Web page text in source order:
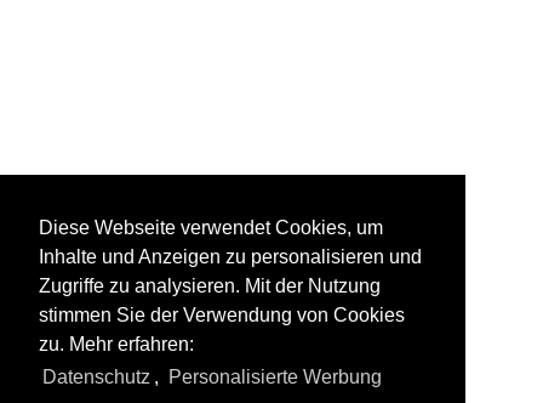
Diese Webseite verwendet Cookies, um
Inhalte und Anzeigen zu personalisieren und
Zugriffe zu analysieren. Mit der Nutzung
stimmen Sie der Verwendung von Cookies
zu. Mehr erfahren:
Datenschutz , Personalisierte Werbung